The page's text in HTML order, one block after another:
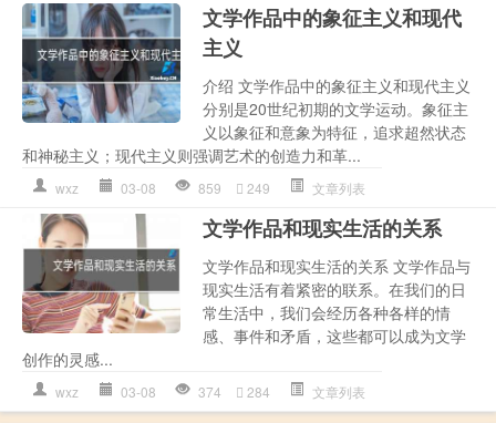
文学作品中的象征主义和现代
主义
介绍 文学作品中的象征主义和现代主义
分别是20世纪初期的文学运动。象征主
义以象征和意象为特征，追求超然状态
和神秘主义；现代主义则强调艺术的创造力和革...
wxz 03-08 859 249 文章列表
文学作品和现实生活的关系
文学作品和现实生活的关系 文学作品与
现实生活有着紧密的联系。在我们的日
常生活中，我们会经历各种各样的情
感、事件和矛盾，这些都可以成为文学
创作的灵感...
wxz 03-08 374 284 文章列表